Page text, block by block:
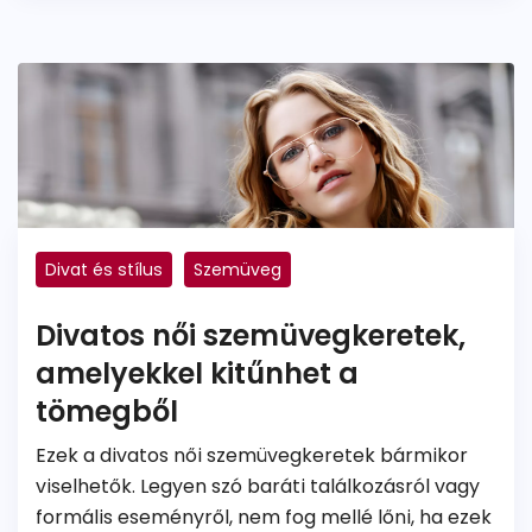
Divat és stílus Szemüveg
Divatos női szemüvegkeretek,
amelyekkel kitűnhet a
tömegből
Ezek a divatos női szemüvegkeretek bármikor
viselhetők. Legyen szó baráti találkozásról vagy
formális eseményről, nem fog mellé lőni, ha ezek